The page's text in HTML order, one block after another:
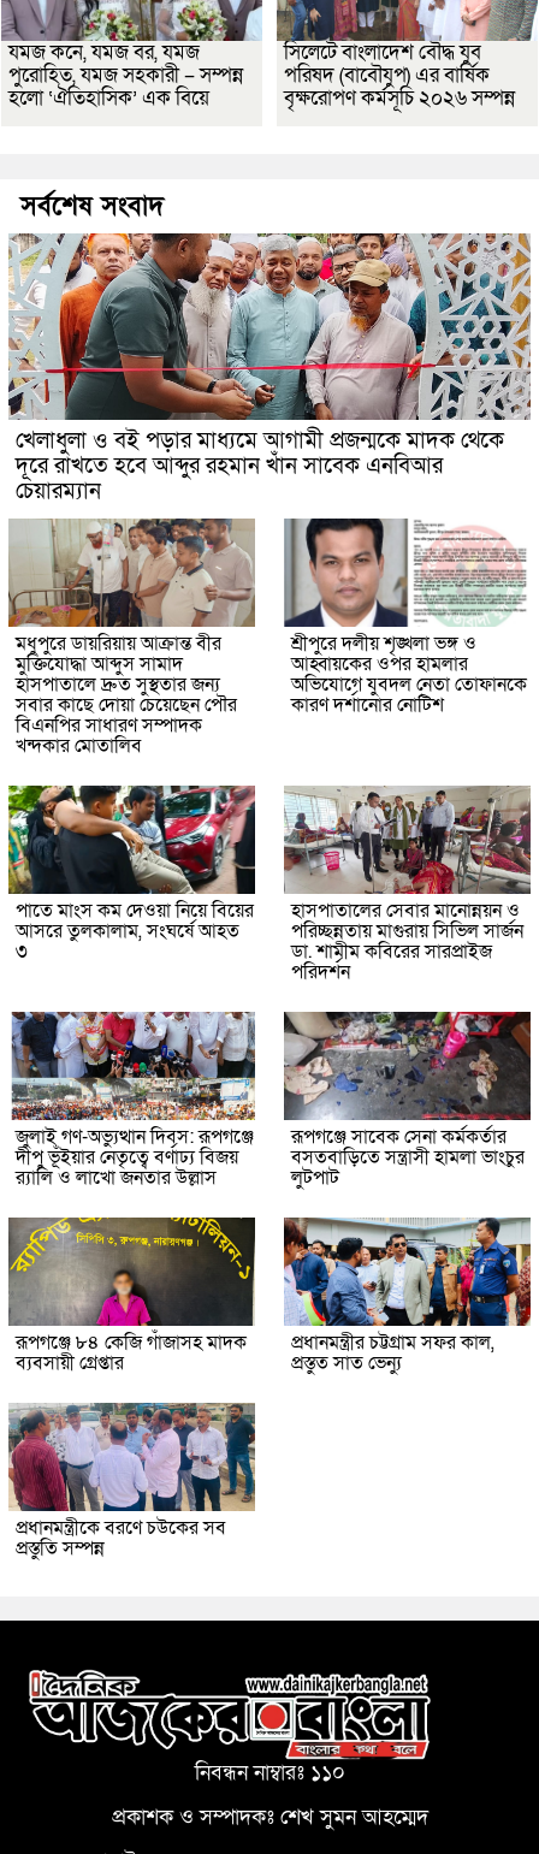
যমজ কনে, যমজ বর, যমজ
পুরোহিত, যমজ সহকারী – সম্পন্ন
হলো ‘ঐতিহাসিক’ এক বিয়ে
সিলেটে বাংলাদেশ বৌদ্ধ যুব
পরিষদ (বাবৌযুপ) এর বার্ষিক
বৃক্ষরোপণ কর্মসূচি ২০২৬ সম্পন্ন
সর্বশেষ সংবাদ
খেলাধুলা ও বই পড়ার মাধ্যমে আগামী প্রজন্মকে মাদক থেকে
দূরে রাখতে হবে আব্দুর রহমান খাঁন সাবেক এনবিআর
চেয়ারম্যান
মধুপুরে ডায়রিয়ায় আক্রান্ত বীর
মুক্তিযোদ্ধা আব্দুস সামাদ
হাসপাতালে দ্রুত সুস্থতার জন্য
সবার কাছে দোয়া চেয়েছেন পৌর
বিএনপির সাধারণ সম্পাদক
খন্দকার মোতালিব
শ্রীপুরে দলীয় শৃঙ্খলা ভঙ্গ ও
আহ্বায়কের ওপর হামলার
অভিযোগে যুবদল নেতা তোফানকে
কারণ দর্শানোর নোটিশ
পাতে মাংস কম দেওয়া নিয়ে বিয়ের
আসরে তুলকালাম, সংঘর্ষে আহত
৩
হাসপাতালের সেবার মানোন্নয়ন ও
পরিচ্ছন্নতায় মাগুরায় সিভিল সার্জন
ডা. শামীম কবিরের সারপ্রাইজ
পরিদর্শন
জুলাই গণ-অভ্যুত্থান দিবস: রূপগঞ্জে
দীপু ভূঁইয়ার নেতৃত্বে বর্ণাঢ্য বিজয়
র‌্যালি ও লাখো জনতার উল্লাস
রূপগঞ্জে সাবেক সেনা কর্মকর্তার
বসতবাড়িতে সন্ত্রাসী হামলা ভাংচুর
লুটপাট
রূপগঞ্জে ৮৪ কেজি গাঁজাসহ মাদক
ব্যবসায়ী গ্রেপ্তার
প্রধানমন্ত্রীর চট্টগ্রাম সফর কাল,
প্রস্তুত সাত ভেন্যু
প্রধানমন্ত্রীকে বরণে চউকের সব
প্রস্তুতি সম্পন্ন
নিবন্ধন নাম্বারঃ ১১০
প্রকাশক ও সম্পাদকঃ শেখ সুমন আহম্মেদ